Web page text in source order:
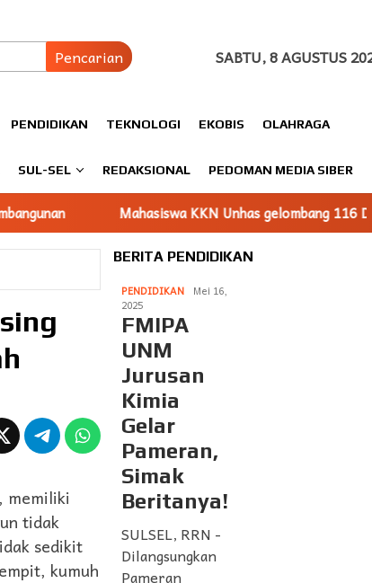
Pencarian SABTU, 8 AGUSTUS
PENDIDIKAN TEKNOLOGI EKOBIS OLAHRAGA
SUL-SEL REDAKSIONAL PEDOMAN MEDIA SIBER
KKN Unhas gelombang 116 Dampingi UMKM
memiliki
tidak
sedikit
kumuh
BERITA PENDIDIKAN
PENDIDIKAN
Mei 16,
2025
FMIPA
UNM
Jurusan
Kimia
Gelar
Pameran,
Simak
Beritanya!
SULSEL, RRN -
Dilangsungkan
Pameran